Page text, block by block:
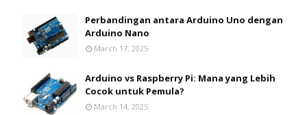
Perbandingan antara Arduino Uno dengan
Arduino Nano
March 17, 2025
Arduino vs Raspberry Pi: Mana yang Lebih
Cocok untuk Pemula?
March 14, 2025